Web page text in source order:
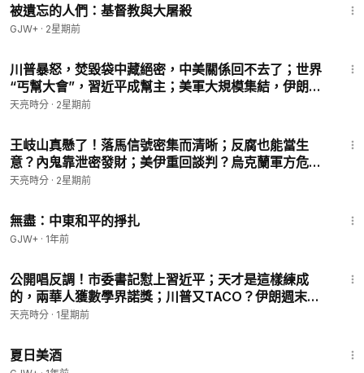
被遺忘的人們：基督教與大屠殺
GJW+ · 2星期前
川普暴怒，焚毀袋中藏絕密，中美關係回不去了；世界
“丐幫大會”，習近平成幫主；美軍大規模集結，伊朗戰
勢升級(天亮論政第2045集 20260717)
天亮時分 · 2星期前
王岐山真懸了！落馬信號密集而清晰；反腐也能當生
意？內鬼靠泄密發財；美伊重回談判？烏克蘭軍方危機
加劇(天亮論政第2048集20260720)
天亮時分 · 2星期前
無盡：中東和平的掙扎
GJW+ · 1年前
公開唱反調！市委書記懟上習近平；天才是這樣練成
的，兩華人獲數學界諾獎；川普又TACO？伊朗週末無
戰事(天亮論政第2052集 20260724)
天亮時分 · 1星期前
夏日美酒